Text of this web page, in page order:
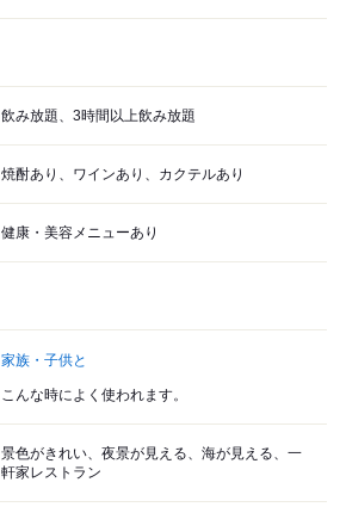
飲み放題、3時間以上飲み放題
焼酎あり、ワインあり、カクテルあり
健康・美容メニューあり
家族・子供と
こんな時によく使われます。
景色がきれい、夜景が見える、海が見える、一
軒家レストラン